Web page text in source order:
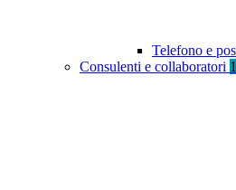
Telefono e
Consulenti e collaboratori